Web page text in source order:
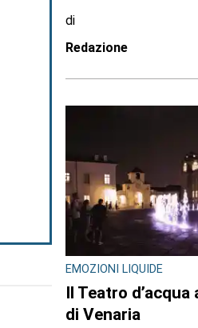
di
Redazione
EMOZIONI LIQUIDE
Il Teatro d’acqua
di Venaria